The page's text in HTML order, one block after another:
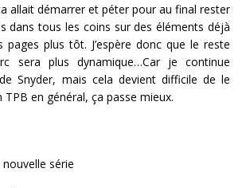
allait démarrer et péter pour au final rester
dans tous les coins sur des éléments déjà
pages plus tôt. J’espère donc que le reste
sera plus dynamique…Car je continue
Snyder, mais cela devient difficile de le
TPB en général, ça passe mieux.
série